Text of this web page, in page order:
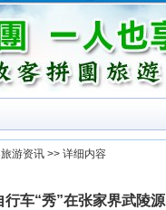
游资讯 >> 详细内容
行车“秀”在张家界武陵源